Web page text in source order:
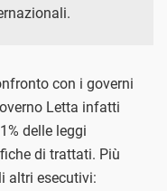
con i governi
Letta infatti
delle leggi
di trattati. Più
altri esecutivi: